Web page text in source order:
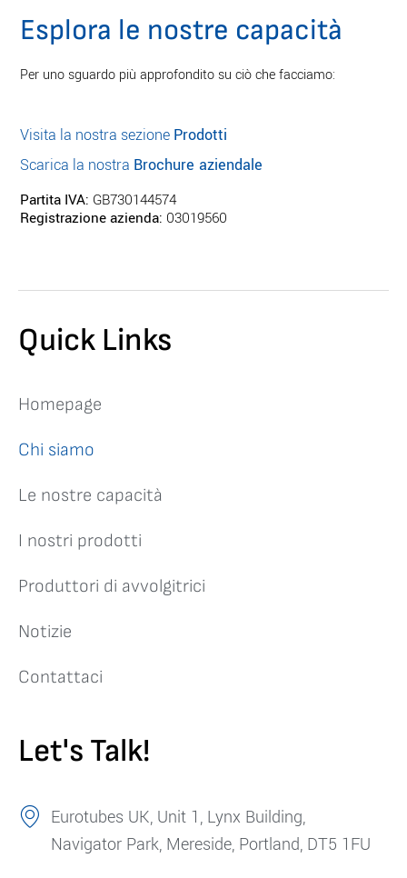
Esplora le nostre capacità
Per uno sguardo più approfondito su ciò che facciamo:
Visita la nostra sezione Prodotti
Scarica la nostra Brochure aziendale
Partita IVA: GB730144574
Registrazione azienda: 03019560
Quick Links
Homepage
Chi siamo
Le nostre capacità
I nostri prodotti
Produttori di avvolgitrici
Notizie
Contattaci
Let's Talk!
Eurotubes UK, Unit 1, Lynx Building,
Navigator Park, Mereside, Portland, DT5 1FU